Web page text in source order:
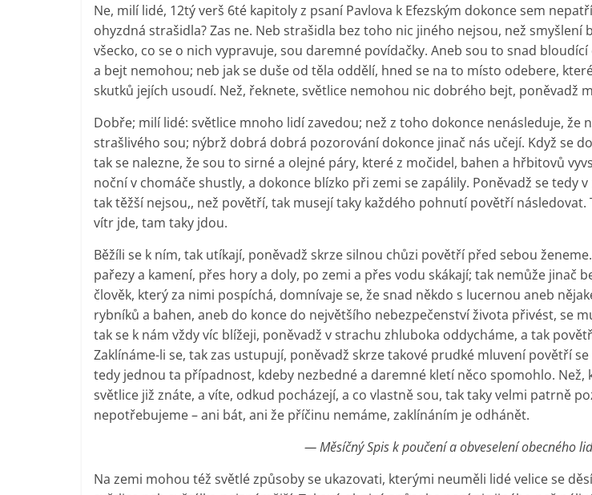
Ne, milí lidé, 12tý verš 6té kapitoly z psaní Pavlova k Efezským dokonce sem
ohyzdná strašidla? Zas ne. Neb strašidla bez toho nic jiného nejsou, než smyšlení
všecko, co se o nich vypravuje, sou daremné povídačky. Aneb sou to snad bloudící
a bejt nemohou; neb jak se duše od těla oddělí, hned se na to místo odebere,
skutků jejích usoudí. Než, řeknete, světlice nemohou nic dobrého bejt, poněvadž
Dobře; milí lidé: světlice mnoho lidí zavedou; než z toho dokonce nenásleduje, že
strašlivého sou; nýbrž dobrá dobrá pozorování dokonce jinač nás učejí. Když se
tak se nalezne, že sou to sirné a olejné páry, které z močidel, bahen a hřbitovů
noční v chomáče shustly, a dokonce blízko při zemi se zapálily. Poněvadž se tedy
tak těžší nejsou,, než povětří, tak musejí taky každého pohnutí povětří následovat.
vítr jde, tam taky jdou.
Běžíli se k ním, tak utíkají, poněvadž skrze silnou chůzi povětří před sebou
pařezy a kamení, přes hory a doly, po zemi a přes vodu skákají; tak nemůže jinač
člověk, který za nimi pospíchá, domnívaje se, že snad někdo s lucernou aneb
rybníků a bahen, aneb do konce do největšího nebezpečenství života přivést, se
tak se k nám vždy víc blížeji, poněvadž v strachu zhluboka oddycháme, a tak
Zaklínáme-li se, tak zas ustupují, poněvadž skrze takové prudké mluvení povětří
tedy jednou ta případnost, kdeby nezbedné a daremné kletí něco spomohlo. Než,
světlice již znáte, a víte, odkud pocházejí, a co vlastně sou, tak taky velmi patrně
nepotřebujeme – ani bát, ani že příčinu nemáme, zaklínáním je odhánět.
— Měsíčný Spis k poučení a obveselení obecného
Na zemi mohou též světlé způsoby se ukazovati, kterými neuměli lidé velice se